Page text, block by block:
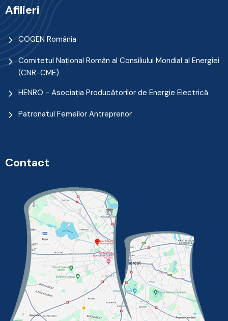
Afilieri
COGEN România
Comitetul Naţional Român al Consiliului Mondial al Energiei
(CNR-CME)
HENRO - Asociația Producătorilor de Energie Electrică
Patronatul Femeilor Antreprenor
Contact